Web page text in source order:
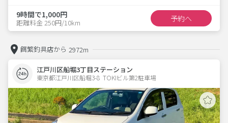
9時間で1,000円
距離料金 250円/10km 予約へ
餌繁釣具店から 2972m
江戸川区船堀3丁目ステーション
東京都江戸川区船堀3-8  TOKIビル第2駐車場